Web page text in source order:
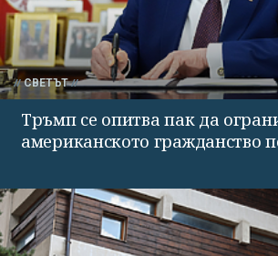
СВЕТЪТ
Тръмп се опитва пак да
американското гражданство